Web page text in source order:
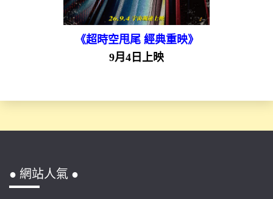
《超時空甩尾 經典重映》
9月4日上映
● 網站人氣 ●